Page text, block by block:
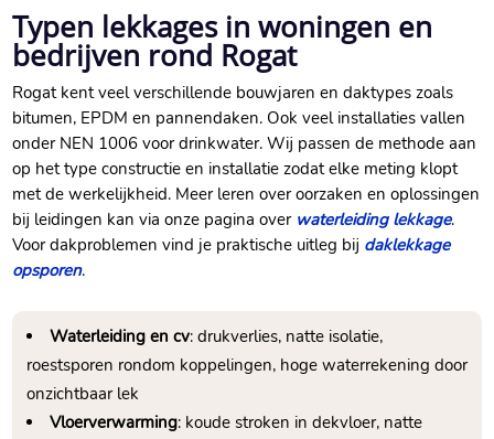
Typen lekkages in woningen en
bedrijven rond Rogat
Rogat kent veel verschillende bouwjaren en daktypes zoals
bitumen, EPDM en pannendaken.​ Ook veel installaties vallen
onder NEN 1006 voor drinkwater.​ Wij passen de methode aan
op het type constructie en installatie zodat elke meting klopt
met de werkelijkheid.​ Meer leren over oorzaken en oplossingen
bij leidingen kan via onze pagina over waterleiding lekkage.​
Voor dakproblemen vind je praktische uitleg bij daklekkage
opsporen.​
Waterleiding en cv: drukverlies, natte isolatie,
roestsporen rondom koppelingen, hoge waterrekening door
onzichtbaar lek
Vloerverwarming: koude stroken in dekvloer, natte